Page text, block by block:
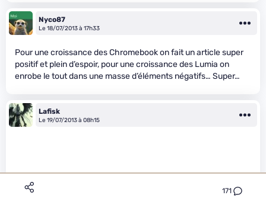
171
Nyco87
Le 18/07/2013 à 17h33
Pour une croissance des Chromebook on fait un article super
positif et plein d’espoir, pour une croissance des Lumia on
enrobe le tout dans une masse d’éléments négatifs… Super…
Lafisk
Le 19/07/2013 à 08h15